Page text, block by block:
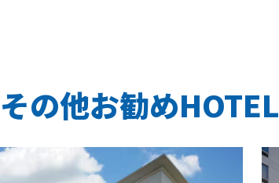
その他お勧めHOTEL